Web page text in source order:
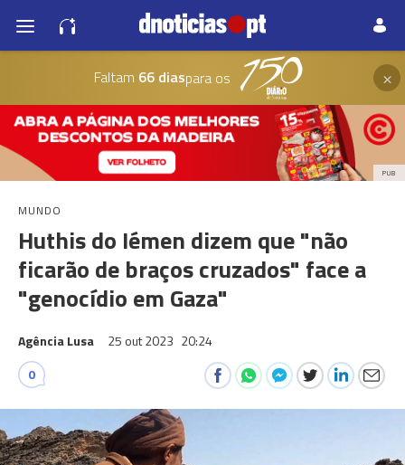
Faltam 66 diaspara os ×
PUB
MUNDO
Huthis do Iémen dizem que "não
ficarão de braços cruzados" face a
"genocídio em Gaza"
Agência Lusa 25 out 2023 20:24
0